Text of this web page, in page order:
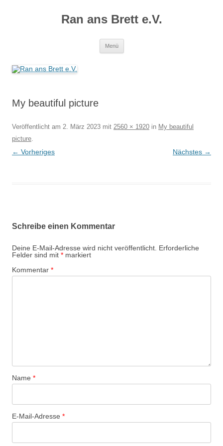
Ran ans Brett e.V.
Menü
My beautiful picture
Veröffentlicht am 2. März 2023 mit 2560 × 1920 in My beautiful
picture.
← Vorheriges Nächstes →
Schreibe einen Kommentar
Deine E-Mail-Adresse wird nicht veröffentlicht. Erforderliche
Felder sind mit * markiert
Kommentar *
Name *
E-Mail-Adresse *